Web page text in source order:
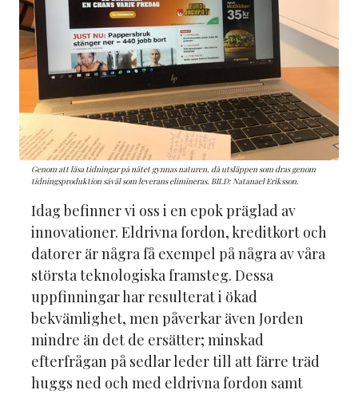
Genom att läsa tidningar på nätet gynnas naturen, då utsläppen som dras genom
tidningsproduktion såväl som leverans elimineras. BILD: Natanael Eriksson.
Idag befinner vi oss i en epok präglad av
innovationer. Eldrivna fordon, kreditkort och
datorer är några få exempel på några av våra
största teknologiska framsteg. Dessa
uppfinningar har resulterat i ökad
bekvämlighet, men påverkar även Jorden
mindre än det de ersätter; minskad
efterfrågan på sedlar leder till att färre träd
huggs ned och med eldrivna fordon samt